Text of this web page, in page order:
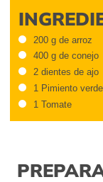
200 g de arroz
400 g de conejo
2 dientes de ajo
1 Pimiento verde
1 Tomate